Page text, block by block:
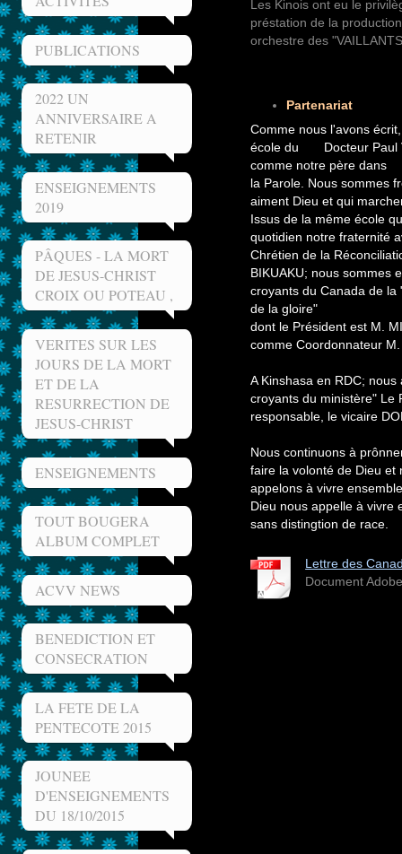
PUBLICATIONS
2022 UN
ANNIVERSAIRE A
RETENIR
ENSEIGNEMENTS
2019
PÂQUES - LA MORT
DE JESUS-CHRIST
CROIX OU POTEAU ,
VERITES SUR LES
JOURS DE LA MORT
ET DE LA
RESURRECTION DE
JESUS-CHRIST
ENSEIGNEMENTS
TOUT BOUGERA
ALBUM COMPLET
ACVV NEWS
BENEDICTION ET
CONSECRATION
LA FETE DE LA
PENTECOTE 2015
JOUNEE
D'ENSEIGNEMENTS
DU 18/10/2015
Les Kinois ont eu le
préstation de la
orchestre des
Partenariat
Comme nous l'avons
école du Docteur Paul
comme notre père dans
la Parole. Nous sommes
aiment Dieu et qui
Issus de la même école
quotidien notre fraternité
Chrétien de la
BIKUAKU; nous sommes
croyants du Canada de
de la gloire"
dont le Président est M.
comme Coordonnateur
A Kinshasa en RDC;
croyants du ministère" Le
responsable, le vicaire
Nous continuons à
faire la volonté de Dieu et
appelons à vivre
Dieu nous appelle à vivre
sans distingtion de race.
Lettre des
Document